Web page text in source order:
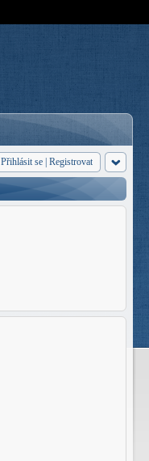
Přihlásit se Registrovat